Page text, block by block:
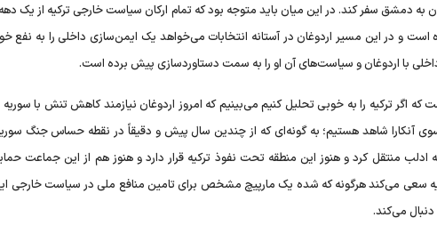
دمشق سفر کند. در این میان باید متوجه بود که تمام ارکان سیاست خارجی ترکیه از یک
است و در این مسیر اردوغان در آستانه انتخابات می‌خواهد یک ایمن‌سازی داخلی را به نفع
با اردوغان و سیاست‌های آن او را به سمت دستاوردسازی پیش برده است.
اگر ترکیه را به خوبی تحلیل کنیم می‌بینیم که امروز اردوغان نیازمند کاهش تنش با سوریه
آنکارا شاهد هستیم؛ به گونه‌ای که از چندین سال پیش و دقیقاً در نقطه حساس جنگ
منتقل کرد و هنوز این منطقه تحت نفوذ ترکیه قرار دارد و هنوز هم از این جماعت
سعی می‌کند هرگونه که شده یک مارپیچ مشخص برای تامین منافع ملی‌ در سیاست خارجی
می‌کند.